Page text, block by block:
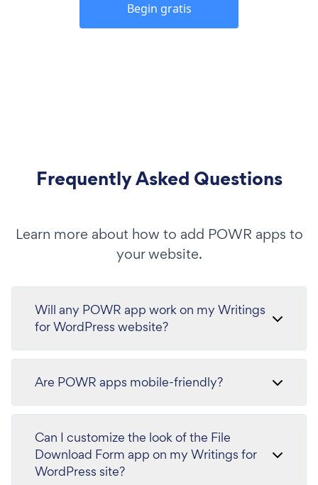
Begin gratis
Frequently Asked Questions
Learn more about how to add POWR apps to
your website.
Will any POWR app work on my Writings
for WordPress website?
Are POWR apps mobile-friendly?
Can I customize the look of the File
Download Form app on my Writings for
WordPress site?